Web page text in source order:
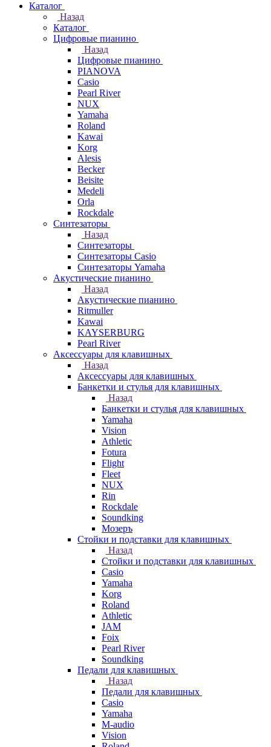
Каталог
Назад
Каталог
Цифровые пианино
Назад
Цифровые пианино
PIANOVA
Casio
Pearl River
NUX
Yamaha
Roland
Kawai
Korg
Alesis
Becker
Beisite
Medeli
Orla
Rockdale
Синтезаторы
Назад
Синтезаторы
Синтезаторы Casio
Синтезаторы Yamaha
Акустические пианино
Назад
Акустические пианино
Ritmuller
Kawai
KAYSERBURG
Pearl River
Аксессуары для клавишных
Назад
Аксессуары для клавишных
Банкетки и стулья для клавишных
Назад
Банкетки и стулья для клавишных
Yamaha
Vision
Athletic
Fotura
Flight
Fleet
NUX
Rin
Rockdale
Soundking
Мозеръ
Стойки и подставки для клавишных
Назад
Стойки и подставки для клавишных
Casio
Yamaha
Korg
Roland
Athletic
JAM
Foix
Pearl River
Soundking
Педали для клавишных
Назад
Педали для клавишных
Casio
Yamaha
M-audio
Vision